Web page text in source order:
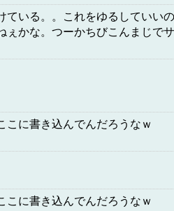
ている。。これをゆるしていい
ぇかな。つーかちびこんまじで
こに書き込んでんだろうなｗ
こに書き込んでんだろうなｗ